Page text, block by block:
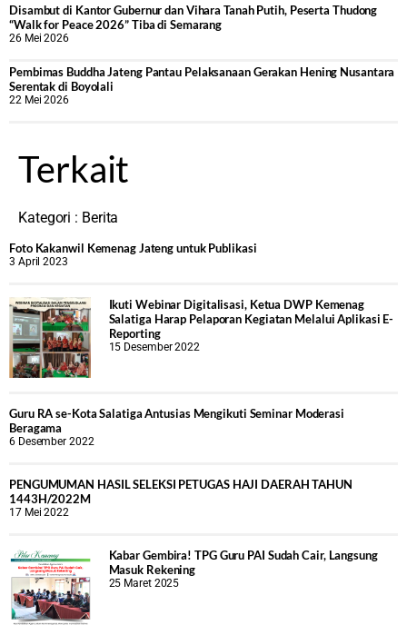
Disambut di Kantor Gubernur dan Vihara Tanah Putih, Peserta Thudong
“Walk for Peace 2026” Tiba di Semarang
26 Mei 2026
‎Pembimas Buddha Jateng Pantau Pelaksanaan Gerakan Hening Nusantara
Serentak di Boyolali
22 Mei 2026
Terkait
Kategori : Berita
Foto Kakanwil Kemenag Jateng untuk Publikasi
3 April 2023
Ikuti Webinar Digitalisasi, Ketua DWP Kemenag
Salatiga Harap Pelaporan Kegiatan Melalui Aplikasi E-
Reporting
15 Desember 2022
Guru RA se-Kota Salatiga Antusias Mengikuti Seminar Moderasi
Beragama
6 Desember 2022
PENGUMUMAN HASIL SELEKSI PETUGAS HAJI DAERAH TAHUN
1443H/2022M
17 Mei 2022
Kabar Gembira! TPG Guru PAI Sudah Cair, Langsung
Masuk Rekening
25 Maret 2025